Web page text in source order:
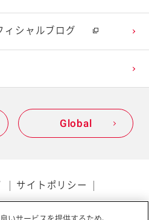
ィシャルブログ
Global
サイトポリシー